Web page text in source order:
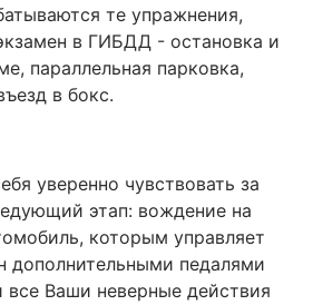
те упражнения,
в ГИБДД - остановка и
параллельная парковка,
в бокс.
уверенно чувствовать за
этап: вождение на
которым управляет
дополнительными педалями
все Ваши неверные действия